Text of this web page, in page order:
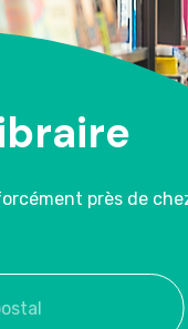
près de